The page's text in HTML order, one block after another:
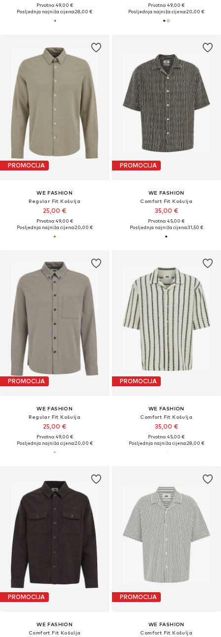
Prvotno: 49,00 €
Posljednja najniža cijena:28,00 €
Prvotno: 49,00 €
Posljednja najniža cijena:20,00 €
PROMOCIJA
WE FASHION
Regular Fit Košulja
25,00 €
Prvotno: 49,00 €
Posljednja najniža cijena:20,00 €
PROMOCIJA
WE FASHION
Comfort Fit Košulja
35,00 €
Prvotno: 45,00 €
Posljednja najniža cijena:31,50 €
PROMOCIJA
WE FASHION
Regular Fit Košulja
25,00 €
Prvotno: 49,00 €
Posljednja najniža cijena:20,00 €
PROMOCIJA
WE FASHION
Comfort Fit Košulja
35,00 €
Prvotno: 45,00 €
Posljednja najniža cijena:28,00 €
PROMOCIJA
WE FASHION
Comfort Fit Košulja
PROMOCIJA
WE FASHION
Comfort Fit Košulja